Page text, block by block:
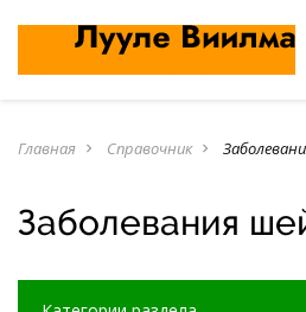
Главная navigate_next Справочник navigate_next
Заболевания